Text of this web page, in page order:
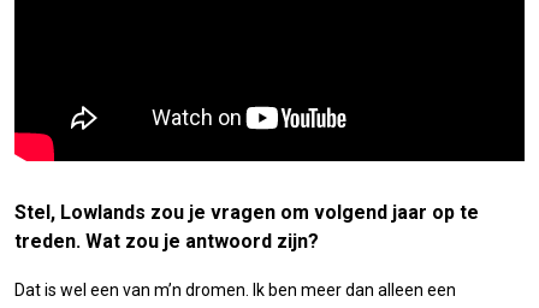
Stel, Lowlands zou je vragen om volgend jaar op te
treden. Wat zou je antwoord zijn?
Dat is wel een van m’n dromen. Ik ben meer dan alleen een